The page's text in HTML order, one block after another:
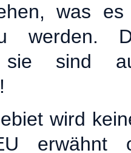
was
werden.
sie sind
wird
erwähnt